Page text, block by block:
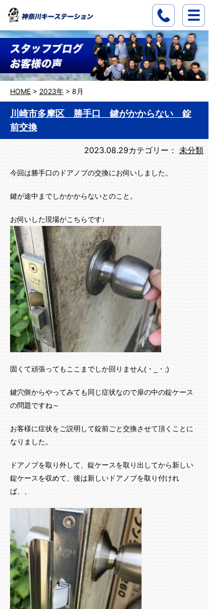
HOME > 2023年 > 8月
川崎市多摩区 勝手口 鍵がかからない 錠
前交換
2023.08.29カテゴリー： 未分類
今回は勝手口のドアノブの交換にお伺いしました。
鍵が途中までしかかからないとのこと。
お伺いした現場がこちらです↓
固くて頑張ってもここまでしか回りません(・_・;)
鍵穴側からやってみても同じ症状なので扉の中の錠ケース
の問題ですね～
お客様に症状をご説明して錠前ごと交換させて頂くことに
なりました。
ドアノブを取り外して、錠ケースを取り出してから新しい
錠ケースを収めて、後は新しいドアノブを取り付けれ
ば、、